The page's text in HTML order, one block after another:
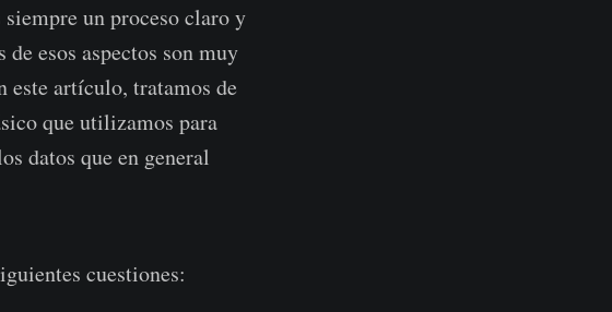
un proceso claro y
esos aspectos son muy
este artículo, tratamos de
que utilizamos para
datos que en general
cuestiones: